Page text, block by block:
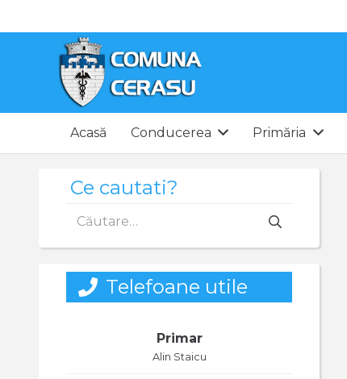
Acasă Conducerea Primăria
Ce cautati?
după:
Telefoane utile
Primar
Alin Staicu